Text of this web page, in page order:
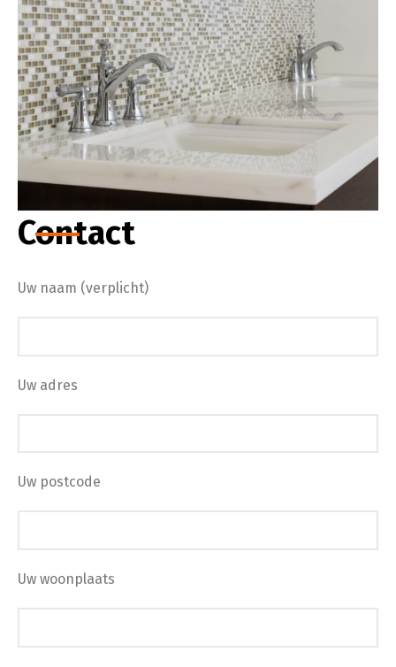
Contact
Uw naam (verplicht)
Uw adres
Uw postcode
Uw woonplaats